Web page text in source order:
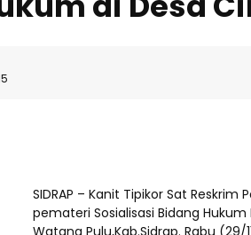
SIDRAP – Kanit Tipikor Sat Reskrim
pemateri Sosialisasi Bidang
Watang Pulu,Kab.Sidrap. Rabu (29/